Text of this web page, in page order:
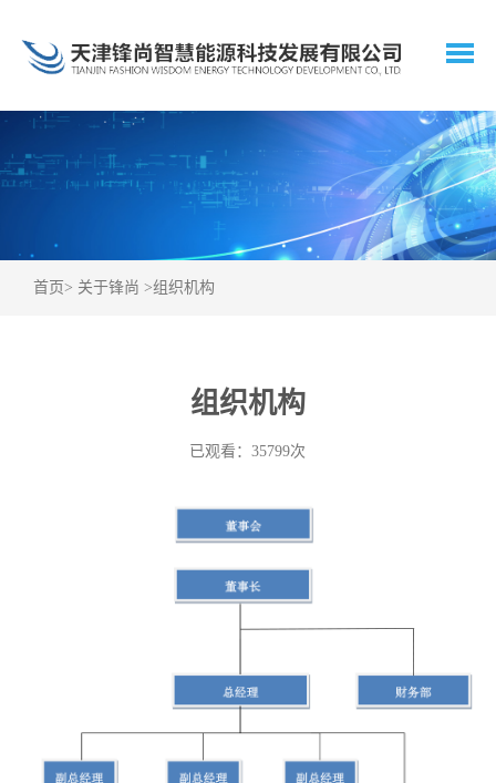
首页> 关于锋尚 >组织机构
组织机构
已观看：35799次